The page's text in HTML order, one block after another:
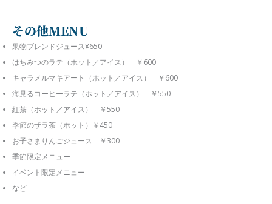
その他MENU
果物ブレンドジュース¥650
はちみつのラテ（ホット／アイス） ￥600
キャラメルマキアート（ホット／アイス） ￥600
海見るコーヒーラテ（ホット／アイス） ￥550
紅茶（ホット／アイス） ￥550
季節のザラ茶（ホット）￥450
お子さまりんごジュース ￥300
季節限定メニュー
イベント限定メニュー
など